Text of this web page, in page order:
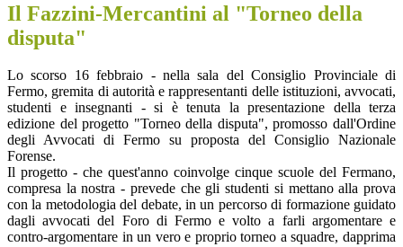
Il Fazzini-Mercantini al "Torneo della
disputa"
Lo scorso 16 febbraio - nella sala del Consiglio Provinciale di
Fermo, gremita di autorità e rappresentanti delle istituzioni, avvocati,
studenti e insegnanti - si è tenuta la presentazione della terza
edizione del progetto "Torneo della disputa", promosso dall'Ordine
degli Avvocati di Fermo su proposta del Consiglio Nazionale
Forense.
Il progetto - che quest'anno coinvolge cinque scuole del Fermano,
compresa la nostra - prevede che gli studenti si mettano alla prova
con la metodologia del debate, in un percorso di formazione guidato
dagli avvocati del Foro di Fermo e volto a farli argomentare e
contro-argomentare in un vero e proprio torneo a squadre, dapprima